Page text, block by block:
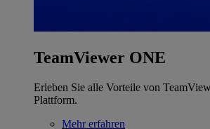
TeamViewer ONE
Erleben Sie alle Vorteile von
Plattform.
Mehr erfahren